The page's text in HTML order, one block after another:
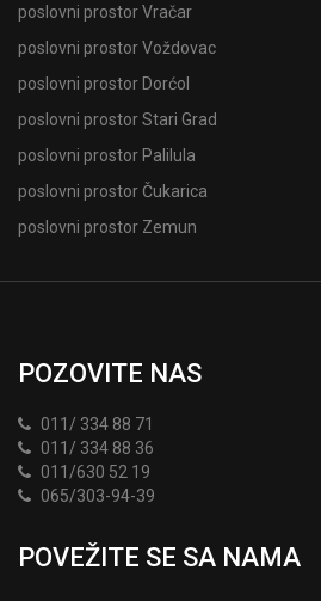
poslovni prostor Vračar
poslovni prostor Voždovac
poslovni prostor Dorćol
poslovni prostor Stari Grad
poslovni prostor Palilula
poslovni prostor Čukarica
poslovni prostor Zemun
POZOVITE NAS
011/ 334 88 71
011/ 334 88 36
011/630 52 19
065/303-94-39
POVEŽITE SE SA NAMA